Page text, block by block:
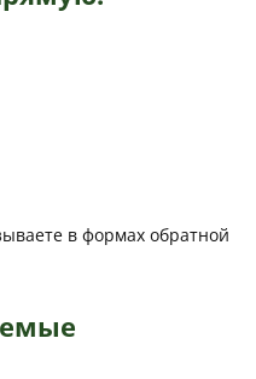
в формах обратной